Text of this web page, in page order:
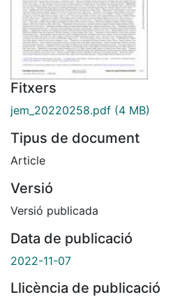
Fitxers
jem_20220258.pdf (4 MB)
Tipus de document
Article
Versió
Versió publicada
Data de publicació
2022-11-07
Llicència de publicació